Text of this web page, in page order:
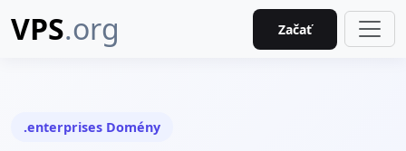
VPS.org Začať
.enterprises Domény